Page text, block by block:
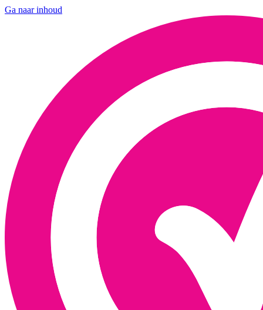
Ga naar inhoud